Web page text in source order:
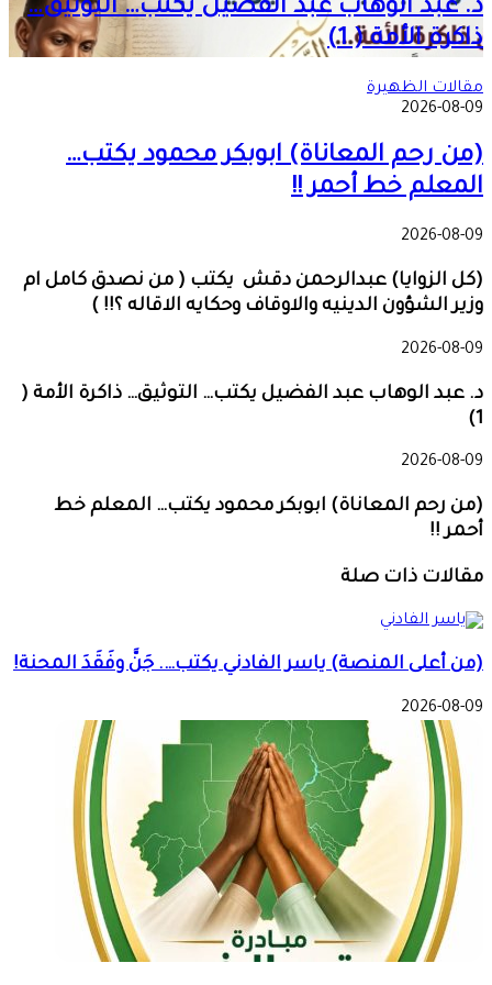
د. عبد الوهاب عبد الفضيل يكتب… التوثيق…
ذاكرة الأمة ( 1)
مقالات الظهيرة
2026-08-09
(من رحم المعاناة) ابوبكر محمود يكتب…
المعلم خط أحمر !!
2026-08-09
(كل الزوايا) عبدالرحمن دقش يكتب ( من نصدق كامل ام
وزير الشؤون الدينيه والاوقاف وحكايه الاقاله ؟!! )
2026-08-09
د. عبد الوهاب عبد الفضيل يكتب… التوثيق… ذاكرة الأمة (
1)
2026-08-09
(من رحم المعاناة) ابوبكر محمود يكتب… المعلم خط
أحمر !!
مقالات ذات صلة
(من أعلى المنصة) ياسر الفادني يكتب…. جَنَّ وفَقَدَ المحنة!
2026-08-09